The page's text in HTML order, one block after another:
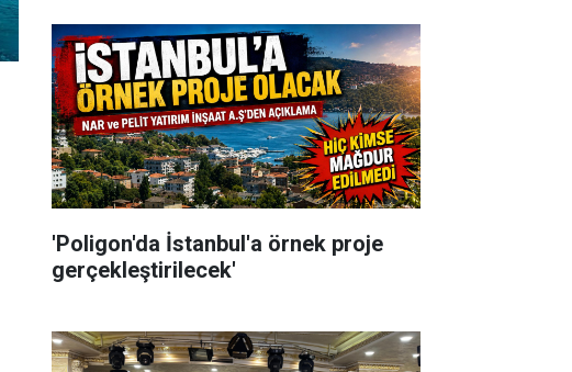
'Poligon'da İstanbul'a örnek proje
gerçekleştirilecek'